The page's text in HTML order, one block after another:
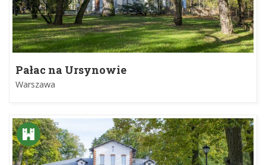
Pałac na Ursynowie
Warszawa